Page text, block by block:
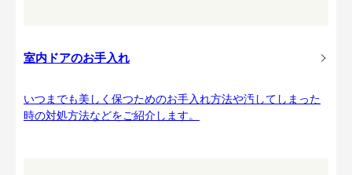
室内ドアのお手入れ
いつまでも美しく保つためのお手入れ方法や汚してしまった
時の対処方法などをご紹介します。